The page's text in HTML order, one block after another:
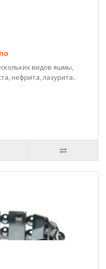
видов яшмы,
нефрита, лазурита..